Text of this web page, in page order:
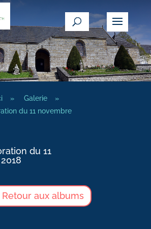
» Galerie
»
du 11 novembre
du 11
Retour aux albums